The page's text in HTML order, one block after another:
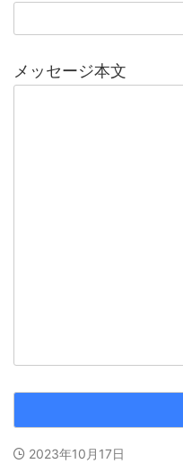
メッセージ本文
2023年10月17日